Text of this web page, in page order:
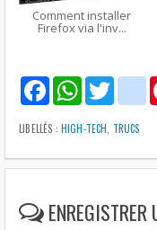
Comment installer
Firefox via l'inv...
F
a
c
e
o
o
W
h
a
t
A
p
T
t
e
r
g
a
LIBELLÉS : HIGH-TECH, TRUCS